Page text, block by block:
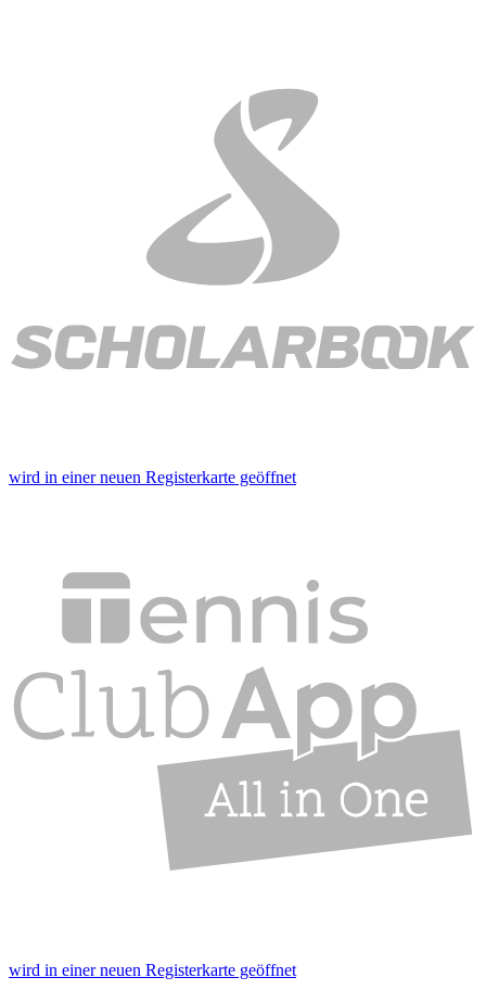
wird in einer neuen Registerkarte geöffnet
wird in einer neuen Registerkarte geöffnet